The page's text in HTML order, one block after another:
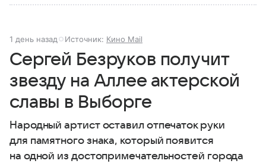
1 день назад Источник: Кино Mail
Сергей Безруков получит
звезду на Аллее актерской
славы в Выборге
Народный артист оставил отпечаток руки
для памятного знака, который появится
на одной из достопримечательностей города